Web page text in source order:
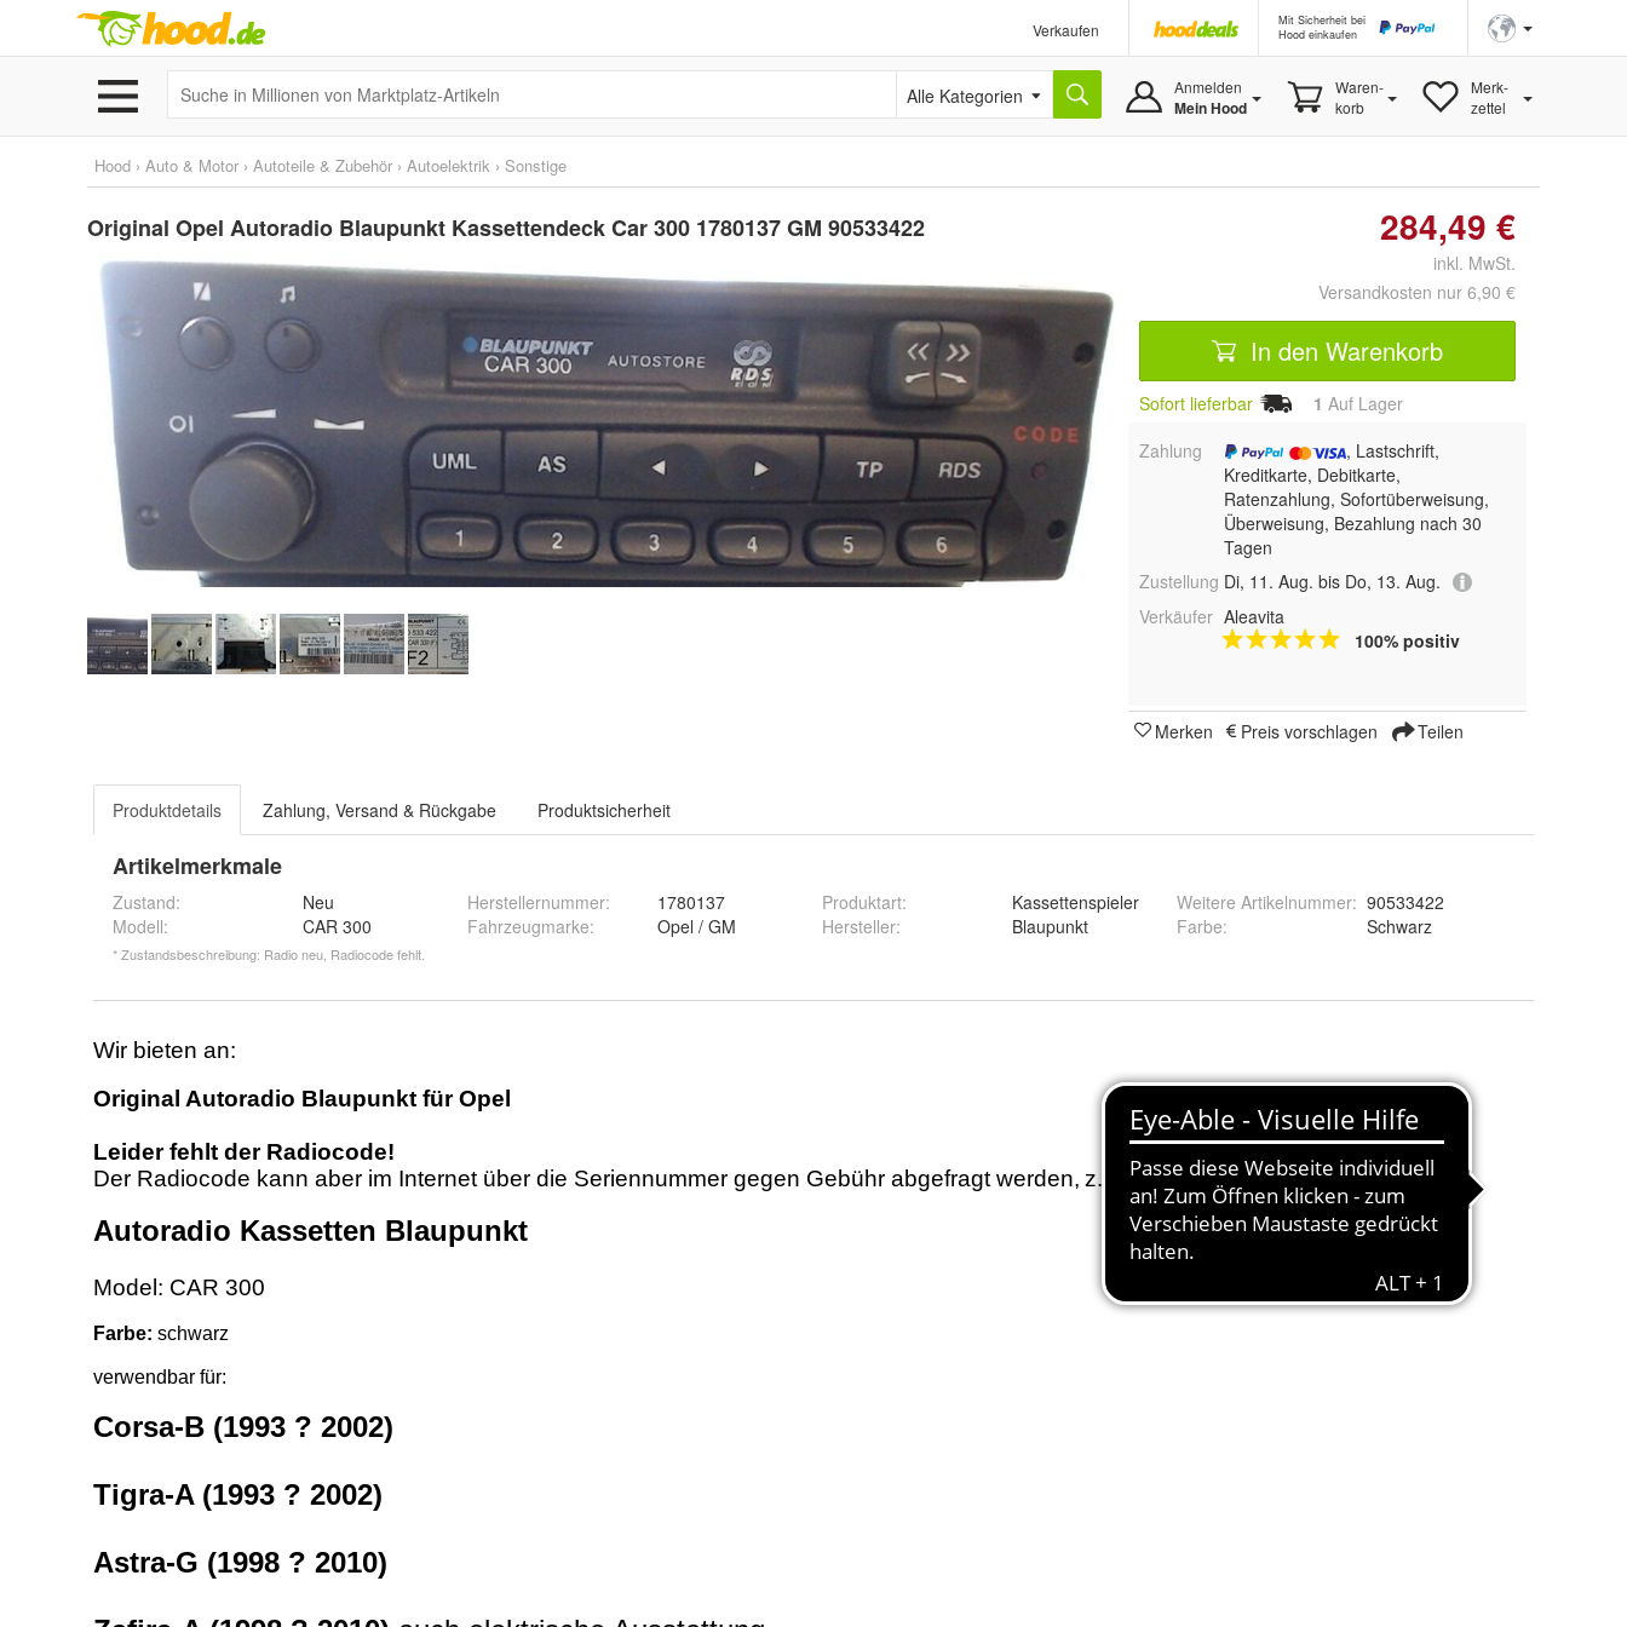
Verkaufen
Mit Sicherheit bei
Hood einkaufen
Alle Kategorien Anmelden
Mein Hood
Waren-
korb
Merk-
zettel
Hood › Auto & Motor › Autoteile & Zubehör › Autoelektrik › Sonstige
Original Opel Autoradio Blaupunkt Kassettendeck Car 300 1780137 GM 90533422 284,49 €
inkl. MwSt.
Versandkosten nur 6,90 €
In den Warenkorb
Sofort lieferbar 1 Auf Lager
Zahlung
, Lastschrift,
Kreditkarte, Debitkarte,
Ratenzahlung, Sofortüberweisung,
Überweisung, Bezahlung nach 30
Tagen
Zustellung Di, 11. Aug. bis Do, 13. Aug.
Verkäufer Aleavita
100% positiv
Merken Preis vorschlagen Teilen
Produktdetails Zahlung, Versand & Rückgabe Produktsicherheit
Artikelmerkmale
Zustand:
Neu
Modell: CAR 300
Herstellernummer:
1780137
Fahrzeugmarke: Opel / GM
Produktart:
Kassettenspieler
Hersteller: Blaupunkt
Weitere Artikelnummer: 90533422
Farbe: Schwarz
* Zustandsbeschreibung: Radio neu, Radiocode fehlt.